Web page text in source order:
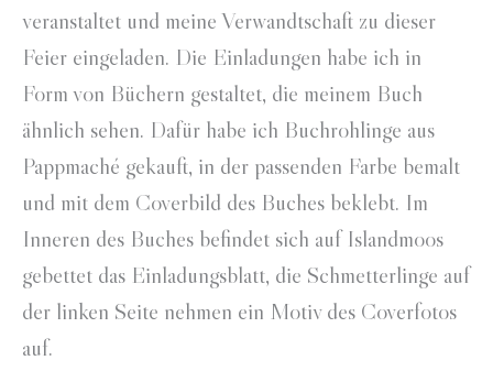
veranstaltet und meine Verwandtschaft zu dieser
Feier eingeladen. Die Einladungen habe ich in
Form von Büchern gestaltet, die meinem Buch
ähnlich sehen. Dafür habe ich Buchrohlinge aus
Pappmaché gekauft, in der passenden Farbe bemalt
und mit dem Coverbild des Buches beklebt. Im
Inneren des Buches befindet sich auf Islandmoos
gebettet das Einladungsblatt, die Schmetterlinge auf
der linken Seite nehmen ein Motiv des Coverfotos
auf.